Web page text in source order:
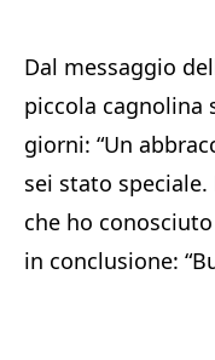
Dal messaggio
piccola cagnolina
giorni: “Un
sei stato
che ho
in conclusione: